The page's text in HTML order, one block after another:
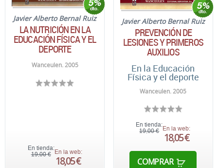
Javier Alberto Bernal Ruiz
LA NUTRICIÓN EN LA
EDUCACIÓN FÍSICA Y EL
DEPORTE
Wanceulen. 2005
En tienda:
19,00 € En la web:
18,05 €
Javier Alberto Bernal Ruiz
PREVENCIÓN DE
LESIONES Y PRIMEROS
AUXILIOS
En la Educación
Física y el deporte
Wanceulen. 2005
En tienda:
19,00 € En la web:
18,05 €
COMPRAR